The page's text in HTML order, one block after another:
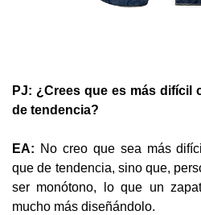
PJ: ¿Crees que es más difícil
de tendencia?
EA: No creo que sea más
que de tendencia, sino que,
ser monótono, lo que un
mucho más diseñándolo.